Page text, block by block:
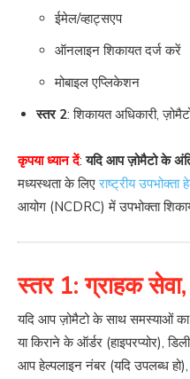
ईमेल/व्हाट्सएप
ऑनलाइन शिकायत दर्ज करें
मोबाइल एप्लिकेशन
स्तर 2: शिकायत अधिकारी,
कृपया ध्यान दें: यदि आप ज़ोमैटो के
मध्यस्थता के लिएराष्ट्रीय उपभोक्ता
आयोग (NCDRC) में उपभोक्ता
स्तर 1: ग्राहक
यदि आप ज़ोमैटो के साथ समस्याओं
या किराने के ऑर्डर (हाइपरप्योर),
आप हेल्पलाइन नंबर (यदि उपलब्ध